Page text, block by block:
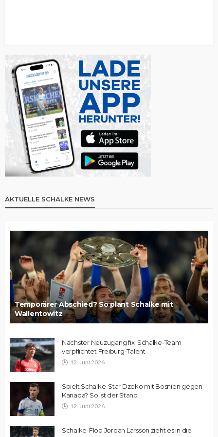
AKTUELLE SCHALKE NEWS
Temporärer Abschied? So plant Schalke mit
Wallentowitz
Nächster Neuzugang fix: Schalke-Team
verpflichtet Freiburg-Talent
12. Juni 2026
Spielt Schalke-Star Dzeko mit Bosnien gegen
Kanada? So ist der Stand
12. Juni 2026
Schalke-Flop Jordan Larsson zieht es in die